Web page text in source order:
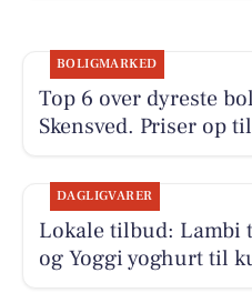
BOLIGMARKED
Top 6 over dyreste
Skensved. Priser op
DAGLIGVARER
Lokale tilbud: Lambi
og Yoggi yoghurt til